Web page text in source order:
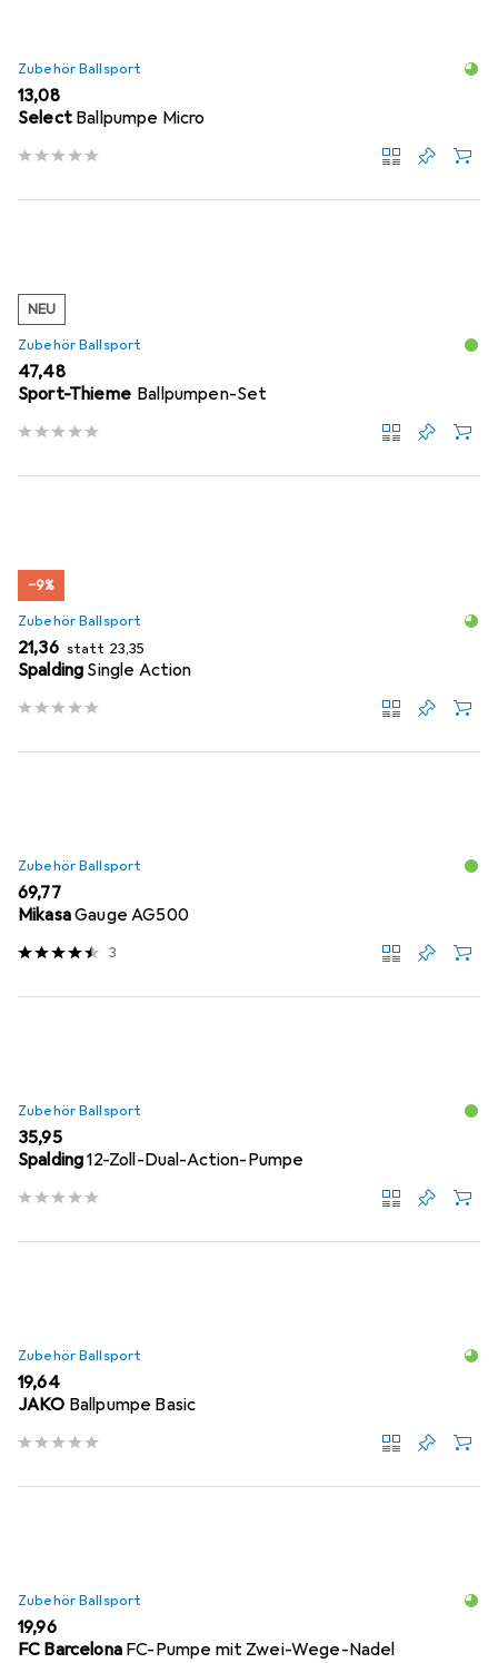
Zubehör Ballsport
EUR
13,08
Select Ballpumpe Micro
NEU
Zubehör Ballsport
EUR
47,48
Sport-Thieme Ballpumpen-Set
−9%
Zubehör Ballsport
EUR
21,36 statt EUR
23,35
Spalding Single Action
Zubehör Ballsport
EUR
69,77
MikasaGauge AG500
3
Zubehör Ballsport
EUR
35,95
Spalding12-Zoll-Dual-Action-Pumpe
Zubehör Ballsport
EUR
19,64
JAKO Ballpumpe Basic
Zubehör Ballsport
EUR
19,96
FC Barcelona FC-Pumpe mit Zwei-Wege-Nadel